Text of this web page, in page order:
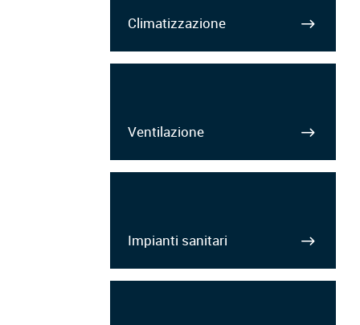
Climatizzazione
Ventilazione
Impianti sanitari